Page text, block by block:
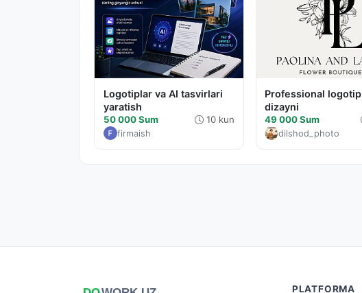
Logotiplar va AI tasvirlari
yaratish
50 000 Sum 10 kun
firmaish
Professional logotip
dizayni
49 000 Sum
dilshod_photo
PLATFORMA